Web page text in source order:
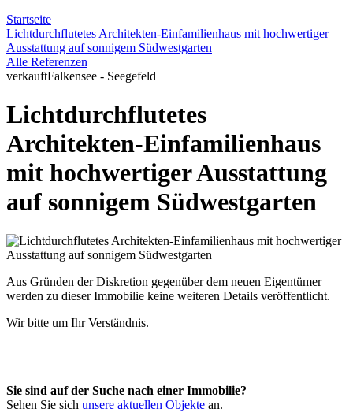
Startseite
Lichtdurchflutetes Architekten-Einfamilienhaus mit hochwertiger
Ausstattung auf sonnigem Südwestgarten
Alle Referenzen
verkauftFalkensee - Seegefeld
Lichtdurchflutetes
Architekten-Einfamilienhaus
mit hochwertiger Ausstattung
auf sonnigem Südwestgarten
Aus Gründen der Diskretion gegenüber dem neuen Eigentümer
werden zu dieser Immobilie keine weiteren Details veröffentlicht.
Wir bitte um Ihr Verständnis.
Sie sind auf der Suche nach einer Immobilie?
Sehen Sie sich unsere aktuellen Objekte an.